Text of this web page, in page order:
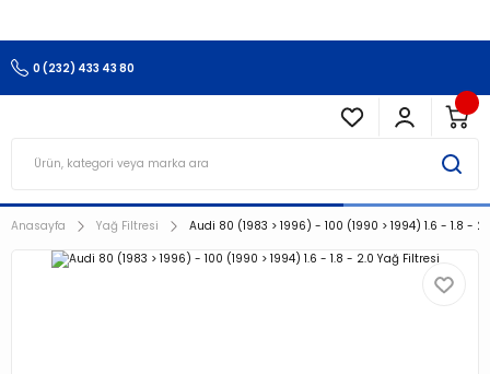
0 (232) 433 43 80
Anasayfa Yağ Filtresi Audi 80 (1983 > 1996) - 100 (1990 > 1994) 1.6 - 1.8 -